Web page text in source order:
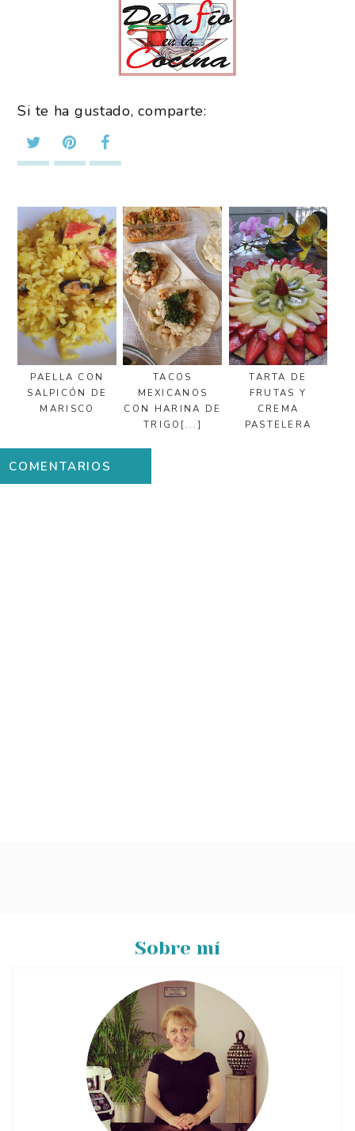
Si te ha gustado, comparte:
PAELLA CON
SALPICÓN DE
MARISCO
TACOS
MEXICANOS
CON HARINA DE
TRIGO[...]
TARTA DE
FRUTAS Y
CREMA
PASTELERA
COMENTARIOS
Sobre mí